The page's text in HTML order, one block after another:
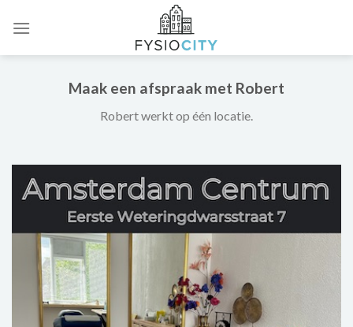
Maak een afspraak met Robert
Robert werkt op één locatie.